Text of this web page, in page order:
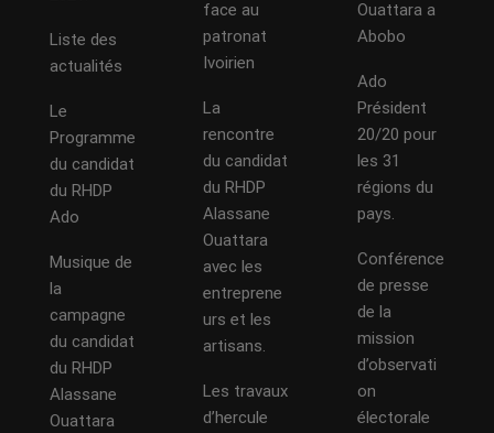
Liste des
actualités
Le
Programme
du candidat
du RHDP
Ado
Musique de
la
campagne
du candidat
du RHDP
Alassane
Ouattara
face au
patronat
Ivoirien
La
rencontre
du candidat
du RHDP
Alassane
Ouattara
avec les
entreprene
urs et les
artisans.
Les travaux
d’hercule
Ouattara a
Abobo
Ado
Président
20/20 pour
les 31
régions du
pays.
Conférence
de presse
de la
mission
d’observati
on
électorale